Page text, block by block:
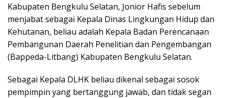
Kabupaten Bengkulu Selatan, Jonior Hafis sebelum
menjabat sebagai Kepala Dinas Lingkungan Hidup dan
Kehutanan, beliau adalah Kepala Badan Perencanaan
Pembangunan Daerah Penelitian dan Pengembangan
(Bappeda-Litbang) Kabupaten Bengkulu Selatan.
Sebagai Kepala DLHK beliau dikenal sebagai sosok
pempimpin yang bertanggung jawab, dan tidak segan